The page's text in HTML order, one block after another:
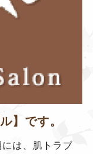
】です。
は、肌トラブ